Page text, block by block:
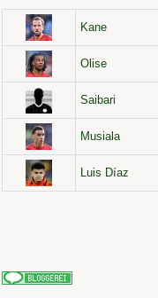
Kane
Olise
Saibari
Musiala
Luis Díaz